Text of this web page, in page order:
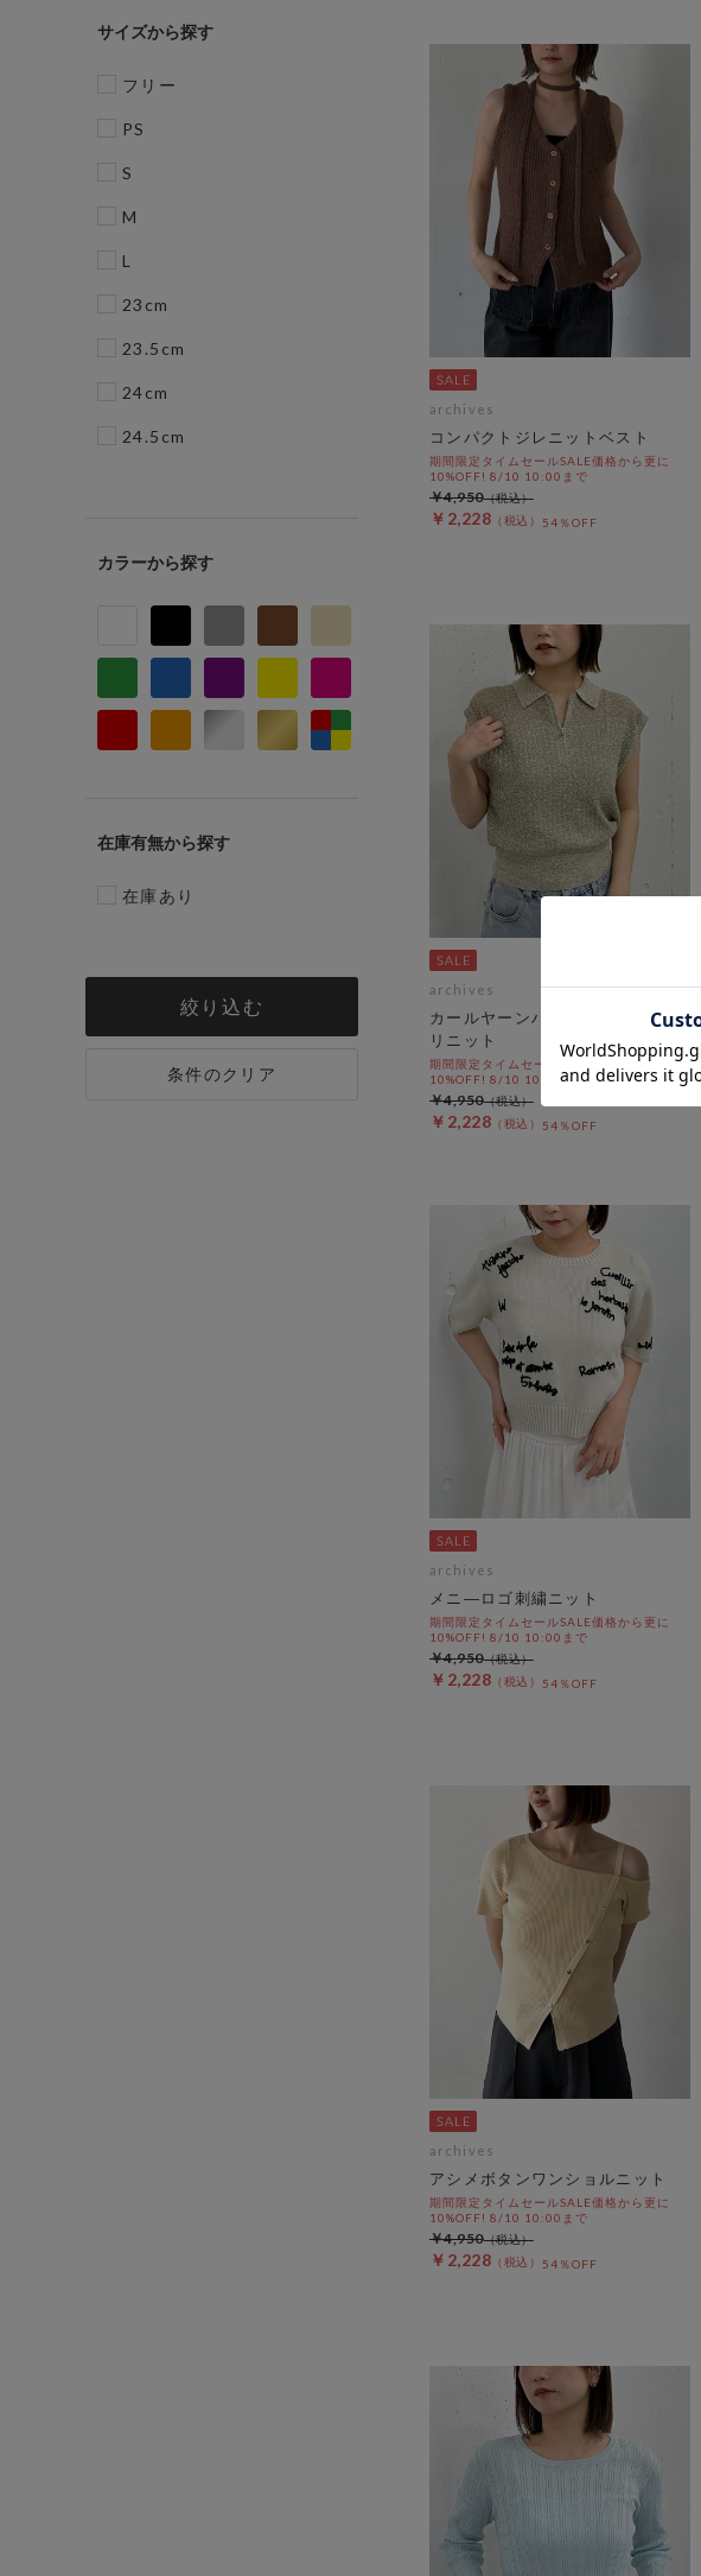
サイズ
フリー
PS
S
M
L
23cm
23.5cm
24cm
24.5cm
カラー
在庫有無
在庫あり
絞り込む
条件のクリア
archives
コンパクトジレニットベスト
期間限定タイムセールSALE価格から更に
10%OFF! 8/10 10:00まで
￥2,228 54％OFF
￥4,950
archives
カールヤーンハーフＺＩＰノース
リニット
期間限定タイムセールSALE価格から更に
10%OFF! 8/10 10:00まで
￥2,228 54％OFF
￥4,950
archives
メニ―ロゴ刺繍ニット
期間限定タイムセールSALE価格から更に
10%OFF! 8/10 10:00まで
￥2,228 54％OFF
￥4,950
archives
アシメボタンワンショルニット
期間限定タイムセールSALE価格から更に
10%OFF! 8/10 10:00まで
￥2,228 54％OFF
￥4,950